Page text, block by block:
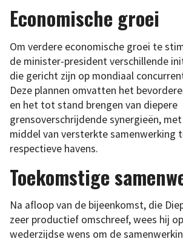
Economische groei
Om verdere economische groei te
de minister-president verschillende
die gericht zijn op mondiaal
Deze plannen omvatten het
en het tot stand brengen van diepere
grensoverschrijdende synergieën,
middel van versterkte samenwerking
respectieve havens.
Toekomstige
Na afloop van de bijeenkomst, die
zeer productief omschreef, wees hij
wederzijdse wens om de